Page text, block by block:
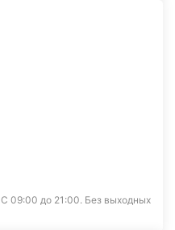
С 09:00 до 21:00. Без выходных